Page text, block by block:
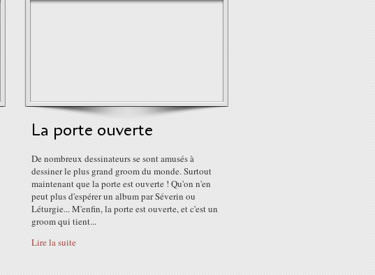
La porte ouverte
De nombreux dessinateurs se sont amusés à
dessiner le plus grand groom du monde. Surtout
maintenant que la porte est ouverte ! Qu'on n'en
peut plus d'espérer un album par Séverin ou
Léturgie... M'enfin, la porte est ouverte, et c'est un
groom qui tient...
Lire la suite